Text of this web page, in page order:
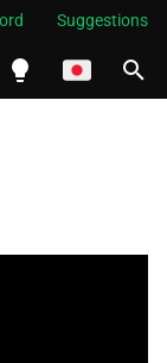
Suggestions
العربية